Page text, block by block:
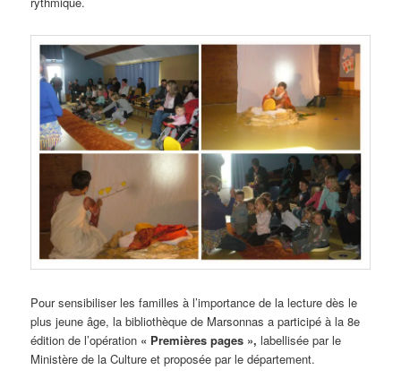
Pour sensibiliser les familles à l’importance de la lecture dès le
plus jeune âge, la bibliothèque de Marsonnas a participé à la 8e
édition de l’opération « Premières pages », labellisée par le
Ministère de la Culture et proposée par le département.